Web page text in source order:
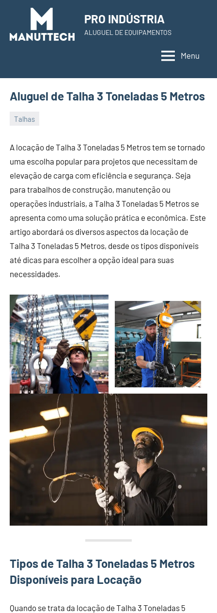
content
PRO INDÚSTRIA
ALUGUEL DE EQUIPAMENTOS
Menu
Aluguel de Talha 3 Toneladas 5 Metros
Talhas
November
de
2023
A locação de Talha 3 Toneladas 5 Metros tem se tornado
uma escolha popular para projetos que necessitam de
elevação de carga com eficiência e segurança. Seja
para trabalhos de construção, manutenção ou
operações industriais, a Talha 3 Toneladas 5 Metros se
apresenta como uma solução prática e econômica. Este
artigo abordará os diversos aspectos da locação de
Talha 3 Toneladas 5 Metros, desde os tipos disponíveis
até dicas para escolher a opção ideal para suas
necessidades.
Tipos de Talha 3 Toneladas 5 Metros
Disponíveis para Locação
Quando se trata da locação de Talha 3 Toneladas 5